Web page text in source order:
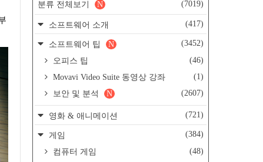
분류 전체보기 (7019)
N
소프트웨어 소개 (417)
소프트웨어 팁 (3452)
N
오피스 팁
(46)
Movavi Video Suite 동영상 강좌
(1)
보안 및 분석
(2607)
N
영화 & 애니메이션 (721)
게임
(384)
컴퓨터 게임
(48)